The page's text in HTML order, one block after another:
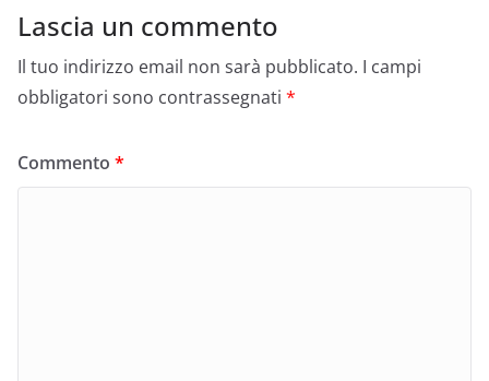
Lascia un commento
Il tuo indirizzo email non sarà pubblicato. I campi
obbligatori sono contrassegnati *
Commento *